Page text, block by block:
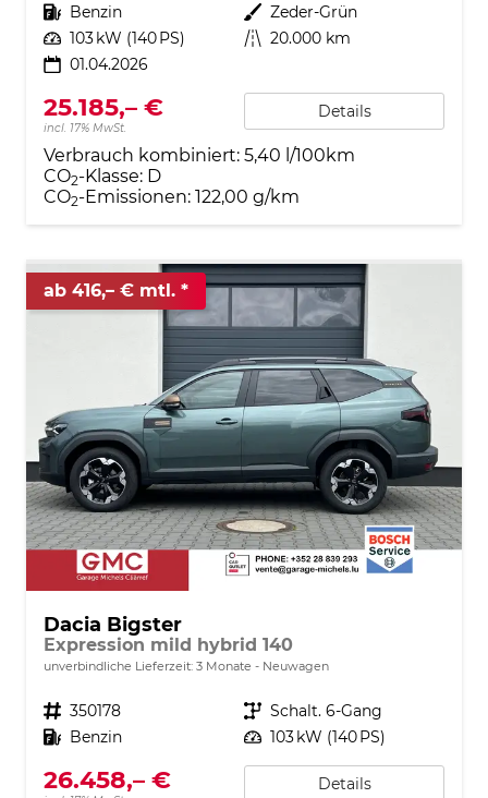
Kraftstoff Benzin Außenfarbe Zeder-Grün
Leistung 103 kW (140 PS) Kilometerstand 20.000 km
01.04.2026
25.185,– €
incl. 17% MwSt.
Details
Verbrauch kombiniert: 5,40 l/100km
CO2-Klasse: D
CO2-Emissionen: 122,00 g/km
ab 416,– € mtl.
Dacia Bigster
Expression mild hybrid 140
unverbindliche Lieferzeit: 3 Monate Neuwagen
Fahrzeugnr. 350178 Getriebe Schalt. 6-Gang
Kraftstoff Benzin Leistung 103 kW (140 PS)
26.458,– € Details